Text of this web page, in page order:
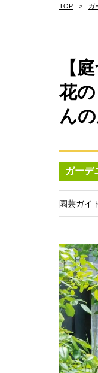
TOP ガ
【
花
ん
ガーデ
園芸ガイ